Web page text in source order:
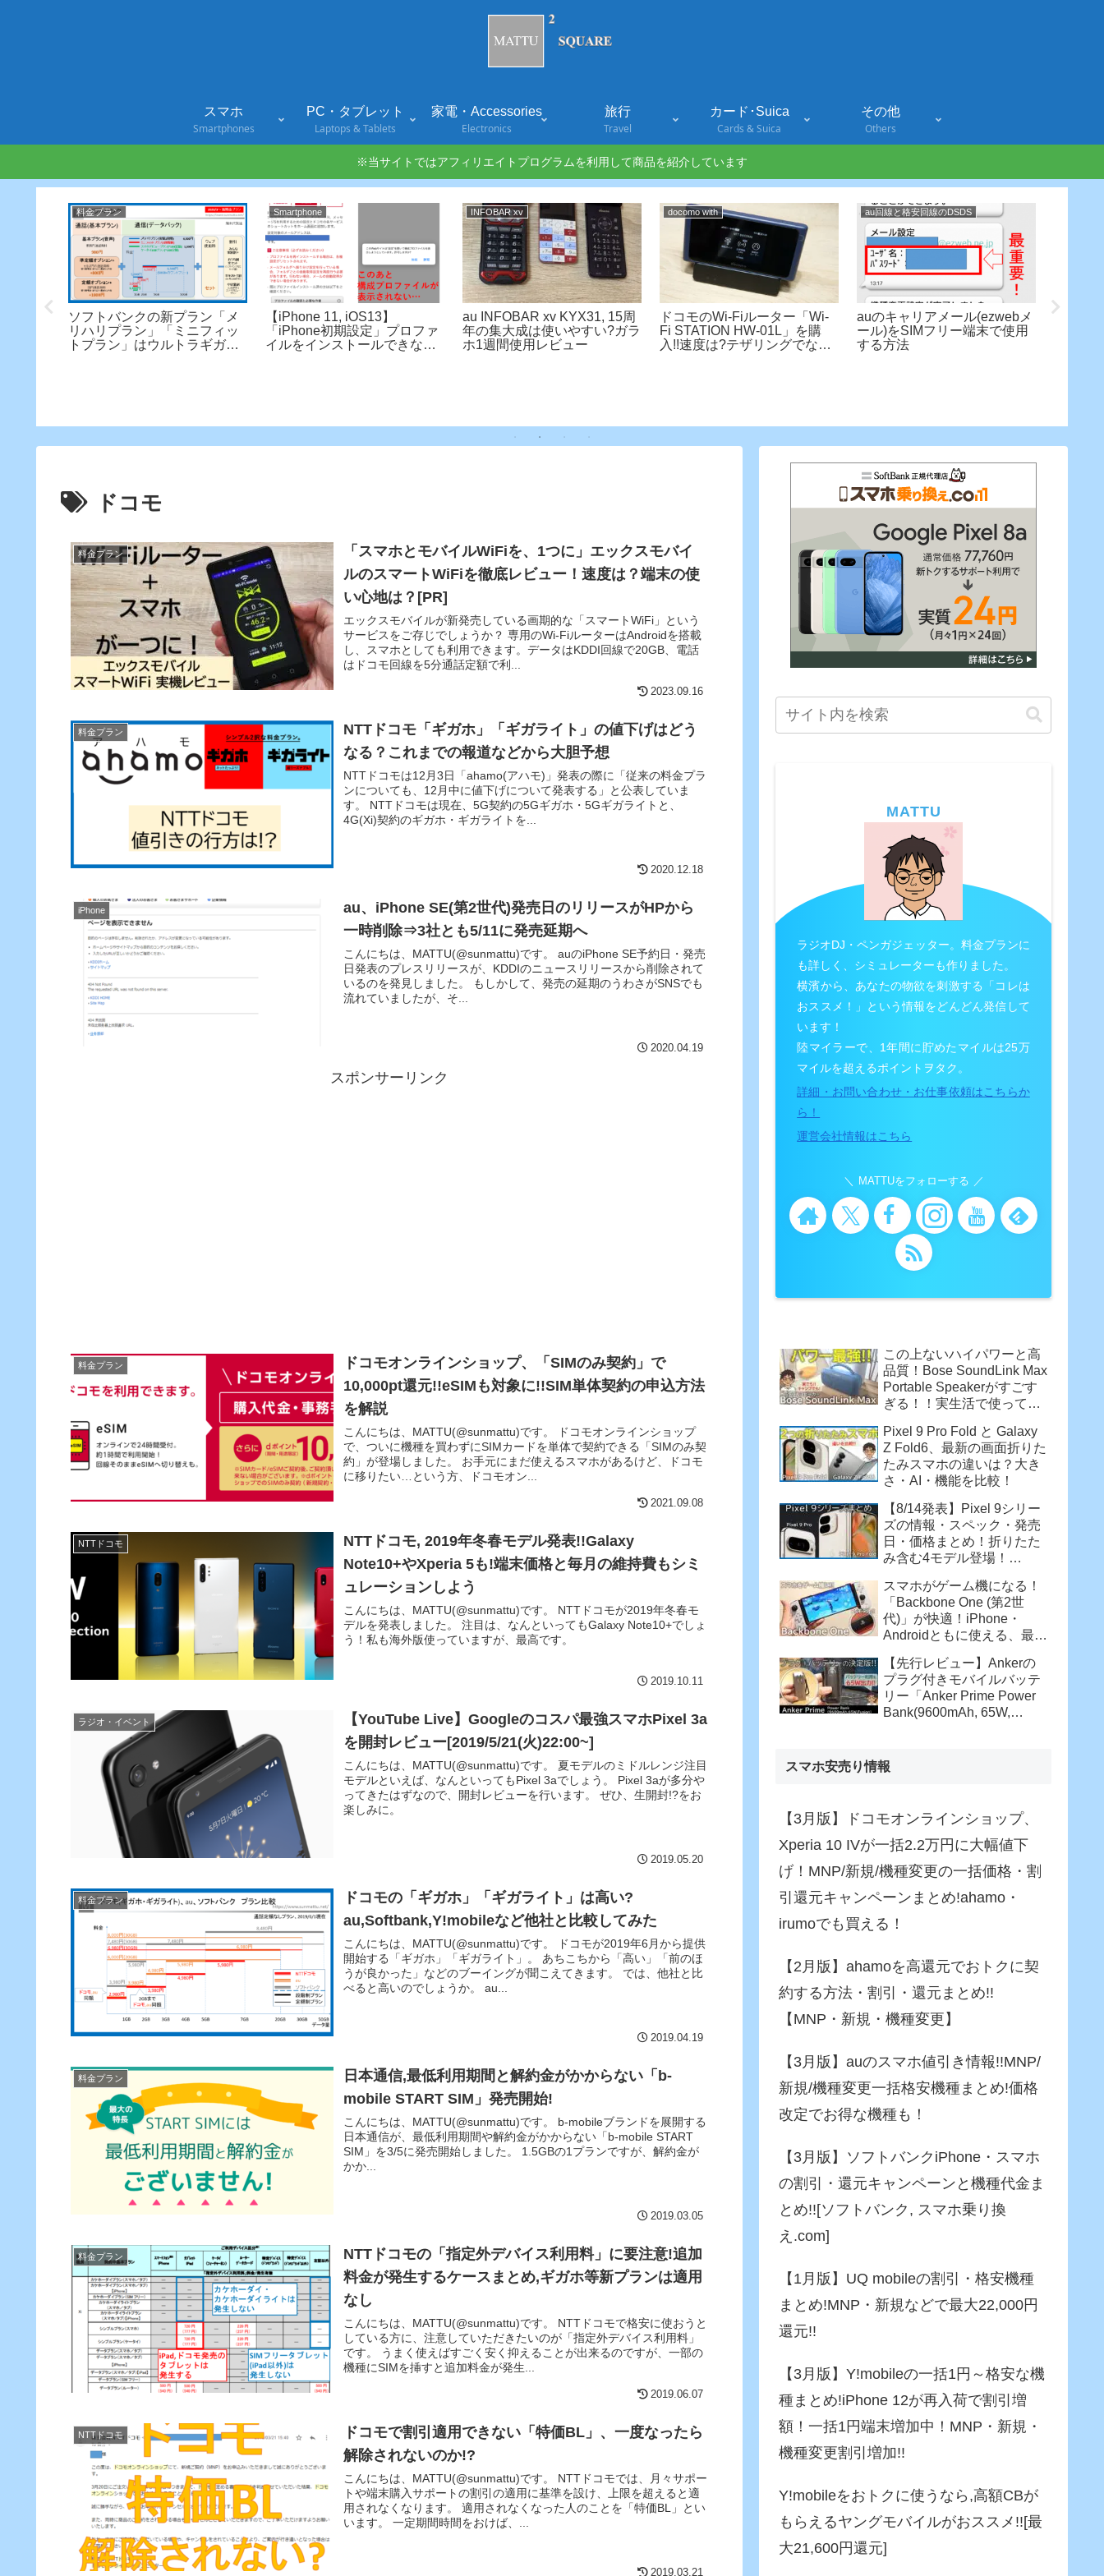
スマホ
Smartphones
PC・タブレット
Laptops & Tablets
家電・Accessories
Electronics
旅行
Travel
カード･Suica
Cards & Suica
その他
Others
※当サイトではアフィリエイトプログラムを利用して商品を紹介しています
料金プラン
ソフトバンクの新プラン「メ
リハリプラン」「ミニフィッ
トプラン」はウルトラギガモ
Smartphone
【iPhone 11, iOS13】
「iPhone初期設定」プロファ
イルをインストールできない
INFOBAR xv
au INFOBAR xv KYX31, 15周
年の集大成は使いやすい?ガラ
ホ1週間使用レビュー
docomo with
ドコモのWi-Fiルーター「Wi-
Fi STATION HW-01L」を購
入!!速度は?テザリングでなく
au回線と格安回線のDSDS
auのキャリアメール(ezwebメ
ール)をSIMフリー端末で使用
する方法
ドコモ
料金プラン
「スマホとモバイルWiFiを、1つに」エックスモバイ
ルのスマートWiFiを徹底レビュー！速度は？端末の使
い心地は？[PR]
エックスモバイルが新発売している画期的な「スマートWiFi」という
サービスをご存じでしょうか？ 専用のWi-FiルーターはAndroidを搭載
し、スマホとしても利用できます。データはKDDI回線で20GB、電話
はドコモ回線を5分通話定額で利...
2023.09.16
料金プラン
NTTドコモ「ギガホ」「ギガライト」の値下げはどう
なる？これまでの報道などから大胆予想
NTTドコモは12月3日「ahamo(アハモ)」発表の際に「従来の料金プラ
ンについても、12月中に値下げについて発表する」と公表していま
す。 NTTドコモは現在、5G契約の5Gギガホ・5Gギガライトと、
4G(Xi)契約のギガホ・ギガライトを...
2020.12.18
iPhone
au、iPhone SE(第2世代)発売日のリリースがHPから
一時削除⇒3社とも5/11に発売延期へ
こんにちは、MATTU(@sunmattu)です。 auのiPhone SE予約日・発売
日発表のプレスリリースが、KDDIのニュースリリースから削除されて
いるのを発見しました。 もしかして、発売の延期のうわさがSNSでも
流れていましたが、そ...
2020.04.19
スポンサーリンク
料金プラン
ドコモオンラインショップ、「SIMのみ契約」で
10,000pt還元!!eSIMも対象に!!SIM単体契約の申込方法
を解説
こんにちは、MATTU(@sunmattu)です。 ドコモオンラインショップ
で、ついに機種を買わずにSIMカードを単体で契約できる「SIMのみ契
約」が登場しました。 お手元にまだ使えるスマホがあるけど、ドコモ
に移りたい…という方、ドコモオン...
2021.09.08
NTTドコモ
NTTドコモ, 2019年冬春モデル発表!!Galaxy
Note10+やXperia 5も!端末価格と毎月の維持費もシミ
ュレーションしよう
こんにちは、MATTU(@sunmattu)です。 NTTドコモが2019年冬春モ
デルを発表しました。 注目は、なんといってもGalaxy Note10+でしょ
う！私も海外版使っていますが、最高です。
2019.10.11
ラジオ・イベント
【YouTube Live】Googleのコスパ最強スマホPixel 3a
を開封レビュー[2019/5/21(火)22:00~]
こんにちは、MATTU(@sunmattu)です。 夏モデルのミドルレンジ注目
モデルといえば、なんといってもPixel 3aでしょう。 Pixel 3aが多分や
ってきたはずなので、開封レビューを行います。 ぜひ、生開封!?をお
楽しみに。
2019.05.20
料金プラン
ドコモの「ギガホ」「ギガライト」は高い?
au,Softbank,Y!mobileなど他社と比較してみた
こんにちは、MATTU(@sunmattu)です。 ドコモが2019年6月から提供
開始する「ギガホ」「ギガライト」。 あちこちから「高い」「前のほ
うが良かった」などのブーイングが聞こえてきます。 では、他社と比
べると高いのでしょうか。 au...
2019.04.19
料金プラン
日本通信,最低利用期間と解約金がかからない「b-
mobile START SIM」発売開始!
こんにちは、MATTU(@sunmattu)です。 b-mobileブランドを展開する
日本通信が、最低利用期間や解約金がかからない「b-mobile START
SIM」を3/5に発売開始しました。 1.5GBの1プランですが、解約金が
かか...
2019.03.05
料金プラン
NTTドコモの「指定外デバイス利用料」に要注意!追加
料金が発生するケースまとめ,ギガホ等新プランは適用
なし
こんにちは、MATTU(@sunmattu)です。 NTTドコモで格安に使おうと
している方に、注意していただきたいのが「指定外デバイス利用料」
です。 うまく使えばすごく安く抑えることが出来るのですが、一部の
機種にSIMを挿すと追加料金が発生...
2019.06.07
NTTドコモ
ドコモで割引適用できない「特価BL」、一度なったら
解除されないのか!?
こんにちは、MATTU(@sunmattu)です。 NTTドコモでは、月々サポー
トや端末購入サポートの割引の適用に基準を設け、上限を超えると適
用されなくなります。 適用されなくなった人のことを「特価BL」とい
います。 一定期間時間をおけば、...
2019.03.21
MATTU
ラジオDJ・ペンガジェッター。料金プランに
も詳しく、シミュレーターも作りました。
横濱から、あなたの物欲を刺激する「コレは
おススメ！」という情報をどんどん発信して
います！
陸マイラーで、1年間に貯めたマイルは25万
マイルを超えるポイントヲタク。
詳細・お問い合わせ・お仕事依頼はこちらか
ら！
運営会社情報はこちら
MATTUをフォローする
この上ないハイパワーと高
品質！Bose SoundLink Max
Portable Speakerがすごす
ぎる！！実生活で使って感
Pixel 9 Pro Fold と Galaxy
Z Fold6、最新の画面折りた
たみスマホの違いは？大き
さ・AI・機能を比較！
【8/14発表】Pixel 9シリー
ズの情報・スペック・発売
日・価格まとめ！折りたた
み含む4モデル登場！
XL・Pixel 9 Pro Fold】
スマホがゲーム機になる！
「Backbone One (第2世
代)」が快適！iPhone・
Androidともに使える、最強
【先行レビュー】Ankerの
プラグ付きモバイルバッテ
リー「Anker Prime Power
Bank(9600mAh, 65W,
電！
スマホ安売り情報
【3月版】ドコモオンラインショップ、
Xperia 10 IVが一括2.2万円に大幅値下
げ！MNP/新規/機種変更の一括価格・割
引還元キャンペーンまとめ!ahamo・
irumoでも買える！
【2月版】ahamoを高還元でおトクに契
約する方法・割引・還元まとめ!!
【MNP・新規・機種変更】
【3月版】auのスマホ値引き情報!!MNP/
新規/機種変更一括格安機種まとめ!価格
改定でお得な機種も！
【3月版】ソフトバンクiPhone・スマホ
の割引・還元キャンペーンと機種代金ま
とめ!![ソフトバンク, スマホ乗り換
え.com]
【1月版】UQ mobileの割引・格安機種
まとめ!MNP・新規などで最大22,000円
還元!!
【3月版】Y!mobileの一括1円～格安な機
種まとめ!iPhone 12が再入荷で割引増
額！一括1円端末増加中！MNP・新規・
機種変更割引増加!!
Y!mobileをおトクに使うなら,高額CBが
もらえるヤングモバイルがおススメ!![最
大21,600円還元]